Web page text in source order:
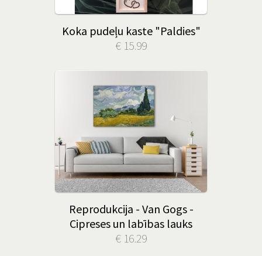
Koka pudeļu kaste "Paldies"
€ 15.99
Reprodukcija - Van Gogs -
Cipreses un labības lauks
€ 16.29